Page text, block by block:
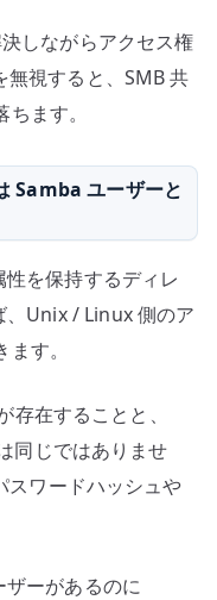
しながらアクセス権
無視すると、SMB 共
ます。
Samba ユーザーと
を保持するディレ
、Unix / Linux 側のア
す。
存在することと、
同じではありませ
スワードハッシュや
ザーがあるのに